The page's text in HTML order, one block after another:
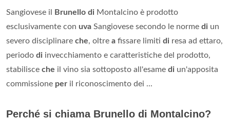
Sangiovese il Brunello di Montalcino è prodotto
esclusivamente con uva Sangiovese secondo le norme di un
severo disciplinare che, oltre a fissare limiti di resa ad ettaro,
periodo di invecchiamento e caratteristiche del prodotto,
stabilisce che il vino sia sottoposto all'esame di un'apposita
commissione per il riconoscimento dei ...
Perché si chiama Brunello di Montalcino?